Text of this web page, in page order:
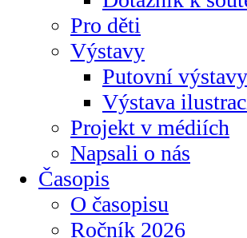
Pro děti
Výstavy
Putovní
Výstava
Projekt v médiích
Napsali o nás
Časopis
O časopisu
Ročník 2026